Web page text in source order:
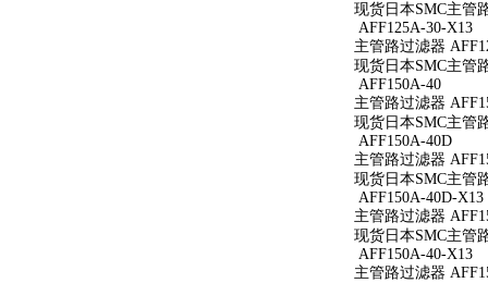
现货日本SMC主管
AFF125A-30-X13
主管路过滤器
现货日本SMC主管
AFF150A-40
主管路过滤器
现货日本SMC主管
AFF150A-40D
主管路过滤器
现货日本SMC主管
AFF150A-40D-X13
主管路过滤器
现货日本SMC主管
AFF150A-40-X13
主管路过滤器